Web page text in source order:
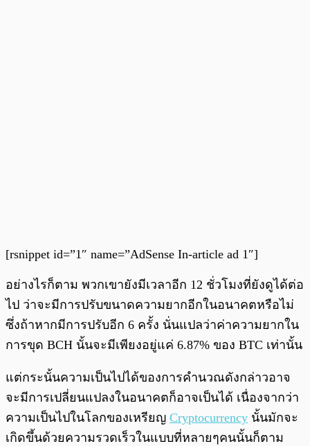
[rsnippet id=”1″ name=”AdSense In-article ad 1″]
อย่างไรก็ตาม พวกเขายังมีเวลาอีก 12 ชั่วโมงที่ยังดูได้ต่อ
ไป ว่าจะมีการปรับขนาดความยากอีกในอนาคตหรือไม่
ซึ่งถ้าหากมีการปรับอีก 6 ครั้ง นั่นแปลว่าค่าความยากใน
การขุด BCH นั้นจะมีเพียงอยู่แค่ 6.87% ของ BTC เท่านั้น
แต่กระนั้นความเป็นไปได้ของการคำนวณดังกล่าวอาจ
จะมีการเปลี่ยนแปลงในอนาคตก็อาจเป็นได้ เนื่องจากว่า
ความเป็นไปในโลกของเหรียญ Cryptocurrency นั้นมักจะ
เกิดขึ้นด้วยความรวดเร็วในแบบที่หลายๆคนนั้นก็ตาม